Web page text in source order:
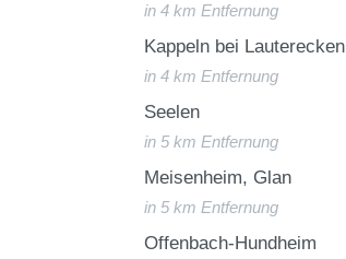
in 4 km Entfernung
Kappeln bei Lauterecken
in 4 km Entfernung
Seelen
in 5 km Entfernung
Meisenheim, Glan
in 5 km Entfernung
Offenbach-Hundheim